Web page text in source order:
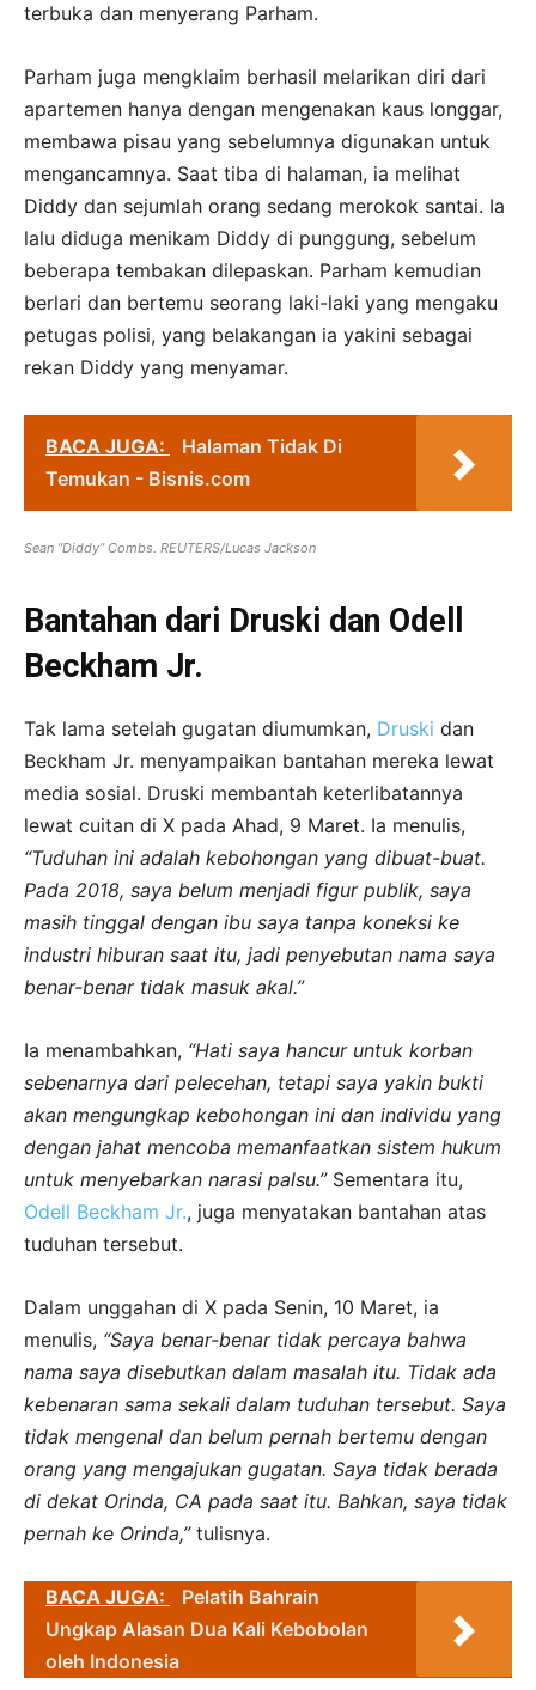
terbuka dan menyerang Parham.
Parham juga mengklaim berhasil melarikan diri dari
apartemen hanya dengan mengenakan kaus longgar,
membawa pisau yang sebelumnya digunakan untuk
mengancamnya. Saat tiba di halaman, ia melihat
Diddy dan sejumlah orang sedang merokok santai. Ia
lalu diduga menikam Diddy di punggung, sebelum
beberapa tembakan dilepaskan. Parham kemudian
berlari dan bertemu seorang laki-laki yang mengaku
petugas polisi, yang belakangan ia yakini sebagai
rekan Diddy yang menyamar.
BACA JUGA:
Halaman Tidak Di
Temukan - Bisnis.com
Sean “Diddy” Combs. REUTERS/Lucas Jackson
Bantahan dari Druski dan Odell
Beckham Jr.
Tak lama setelah gugatan diumumkan, Druski dan
Beckham Jr. menyampaikan bantahan mereka lewat
media sosial. Druski membantah keterlibatannya
lewat cuitan di X pada Ahad, 9 Maret. Ia menulis,
“Tuduhan ini adalah kebohongan yang dibuat-buat.
Pada 2018, saya belum menjadi figur publik, saya
masih tinggal dengan ibu saya tanpa koneksi ke
industri hiburan saat itu, jadi penyebutan nama saya
benar-benar tidak masuk akal.”
Ia menambahkan, “Hati saya hancur untuk korban
sebenarnya dari pelecehan, tetapi saya yakin bukti
akan mengungkap kebohongan ini dan individu yang
dengan jahat mencoba memanfaatkan sistem hukum
untuk menyebarkan narasi palsu.”Sementara itu,
Odell Beckham Jr., juga menyatakan bantahan atas
tuduhan tersebut.
Dalam unggahan di X pada Senin, 10 Maret, ia
menulis, “Saya benar-benar tidak percaya bahwa
nama saya disebutkan dalam masalah itu. Tidak ada
kebenaran sama sekali dalam tuduhan tersebut. Saya
tidak mengenal dan belum pernah bertemu dengan
orang yang mengajukan gugatan. Saya tidak berada
di dekat Orinda, CA pada saat itu. Bahkan, saya tidak
pernah ke Orinda,” tulisnya.
BACA JUGA:
Pelatih Bahrain
Ungkap Alasan Dua Kali Kebobolan
oleh Indonesia